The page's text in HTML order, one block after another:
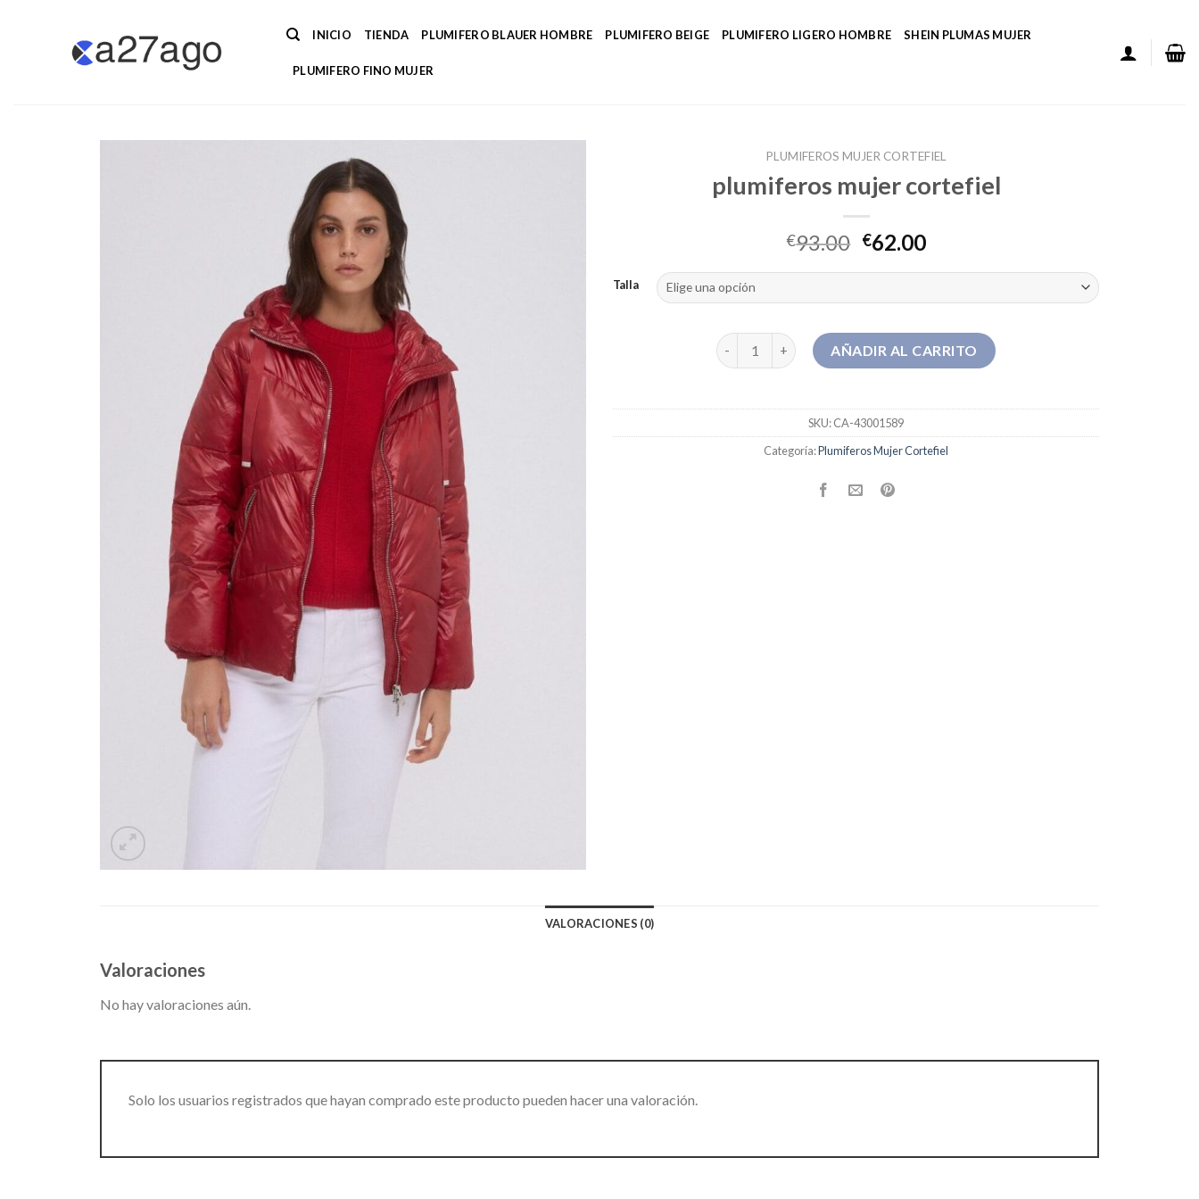
INICIO TIENDA PLUMIFERO BLAUER HOMBRE PLUMIFERO BEIGE PLUMIFERO LIGERO HOMBRE SHEIN PLUMAS MUJER
PLUMIFERO FINO MUJER
PLUMIFEROS MUJER CORTEFIEL
plumiferos mujer cortefiel
€93.00 €62.00
Talla
plumiferos mujer cortefiel cantidad
AÑADIR AL CARRITO
SKU:CA-43001589
Categoría:Plumiferos Mujer Cortefiel
VALORACIONES (0)
Valoraciones
No hay valoraciones aún.
Solo los usuarios registrados que hayan comprado este producto pueden hacer una valoración.